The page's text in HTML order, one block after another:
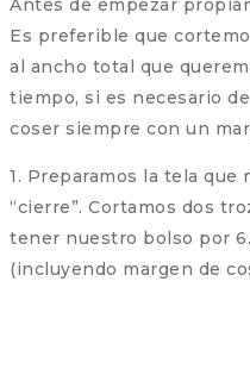
Antes de empezar
Es preferible que
al ancho total que
tiempo, si es necesario
coser siempre con un
1. Preparamos la tela que
“cierre”. Cortamos dos
tener nuestro bolso por
(incluyendo margen de